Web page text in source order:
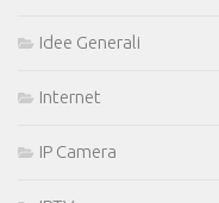
Idee Generali
Internet
IP Camera